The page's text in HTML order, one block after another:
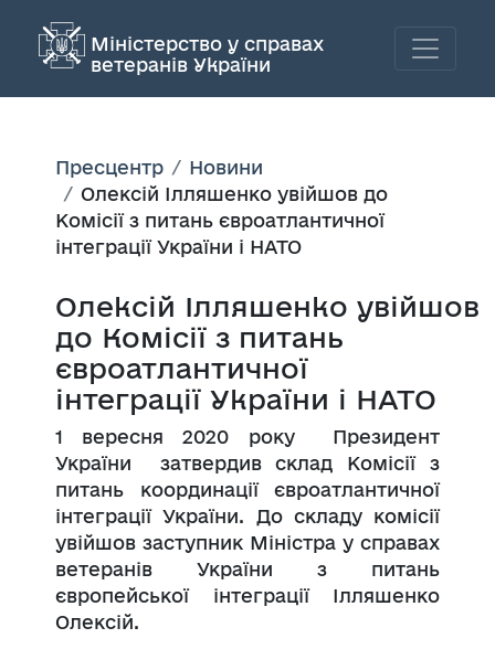
Міністерство у справах
ветеранів України
Пресцентр
Новини
Олексій Ілляшенко увійшов до
Комісії з питань євроатлантичної
інтеграції України і НАТО
Олексій Ілляшенко увійшов
до Комісії з питань
євроатлантичної
інтеграції України і НАТО
1 вересня 2020 року Президент
України затвердив склад Комісії з
питань координації євроатлантичної
інтеграції України. До складу комісії
увійшов заступник Міністра у справах
ветеранів України з питань
європейської інтеграції Ілляшенко
Олексій.